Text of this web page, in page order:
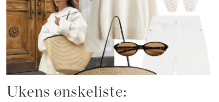
Ukens ønskeliste: